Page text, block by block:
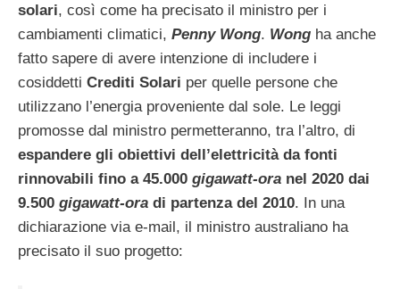
solari, così come ha precisato il ministro per i
cambiamenti climatici, Penny Wong. Wong ha anche
fatto sapere di avere intenzione di includere i
cosiddetti Crediti Solari per quelle persone che
utilizzano l’energia proveniente dal sole. Le leggi
promosse dal ministro permetteranno, tra l’altro, di
espandere gli obiettivi dell’elettricità da fonti
rinnovabili fino a 45.000 gigawatt-ora nel 2020 dai
9.500 gigawatt-ora di partenza del 2010. In una
dichiarazione via e-mail, il ministro australiano ha
precisato il suo progetto: